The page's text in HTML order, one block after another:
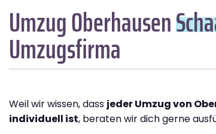
Umzug Oberhausen
Umzugsfirma
Weil wir wissen, dass jeder Umzug von
individuell ist, beraten wir dich gerne